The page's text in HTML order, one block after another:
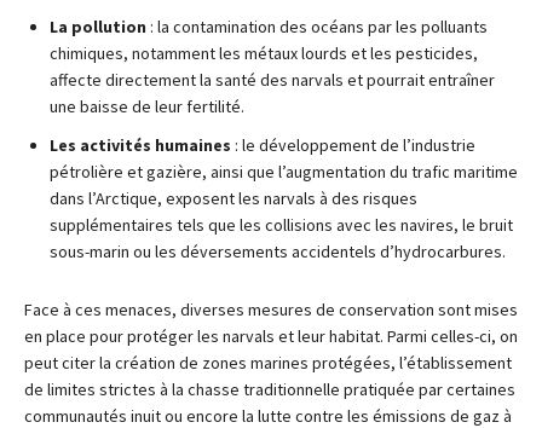
La pollution : la contamination des océans par les polluants
chimiques, notamment les métaux lourds et les pesticides,
affecte directement la santé des narvals et pourrait entraîner
une baisse de leur fertilité.
Les activités humaines : le développement de l’industrie
pétrolière et gazière, ainsi que l’augmentation du trafic maritime
dans l’Arctique, exposent les narvals à des risques
supplémentaires tels que les collisions avec les navires, le bruit
sous-marin ou les déversements accidentels d’hydrocarbures.
Face à ces menaces, diverses mesures de conservation sont mises
en place pour protéger les narvals et leur habitat. Parmi celles-ci, on
peut citer la création de zones marines protégées, l’établissement
de limites strictes à la chasse traditionnelle pratiquée par certaines
communautés inuit ou encore la lutte contre les émissions de gaz à